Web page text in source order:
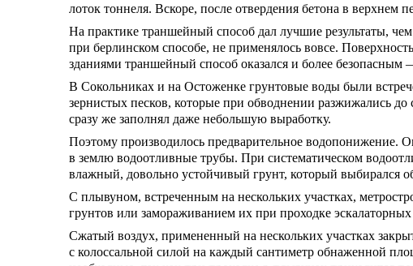
лоток тоннеля. Вскоре, после отвердения бетона в верхнем
На практике траншейный способ дал лучшие результаты,
при берлинском способе, не применялось вовсе.
зданиями траншейный способ оказался и более безопасным
В Сокольниках и на Остоженке грунтовые воды были
зернистых песков, которые при обводнении разжижались
сразу же заполнял даже небольшую выработку.
Поэтому производилось предварительное водопонижение.
в землю водоотливные трубы. При систематическом
влажный, довольно устойчивый грунт, который выбирался
С плывуном, встреченным на нескольких участках,
грунтов или замораживанием их при проходке
Сжатый воздух, примененный на нескольких участках
с колоссальной силой на каждый сантиметр обнаженной